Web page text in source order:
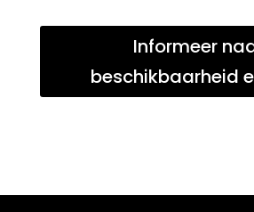
Informeer
beschikbaarheid